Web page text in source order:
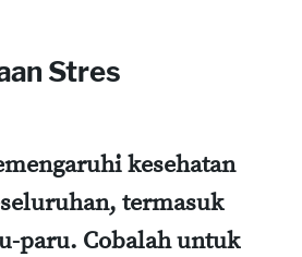
Stres
kesehatan
termasuk
paru. Cobalah untuk